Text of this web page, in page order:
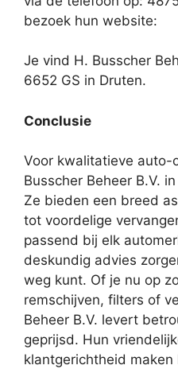
bezoek hun website:
Je vind H. Busscher
6652 GS in Druten.
Conclusie
Voor kwalitatieve auto-
Busscher Beheer B.V.
Ze bieden een breed
tot voordelige
passend bij elk
deskundig advies
weg kunt. Of je nu op
remschijven, filters of
Beheer B.V. levert
geprijsd. Hun
klantgerichtheid